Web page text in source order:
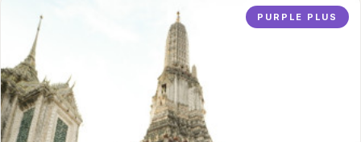
PURPLE PLUS